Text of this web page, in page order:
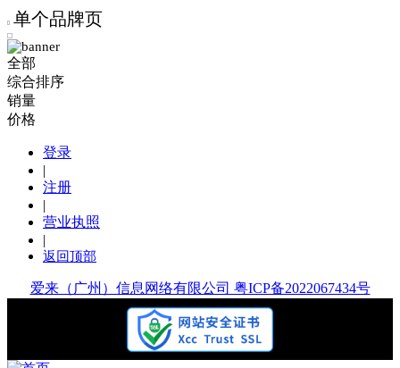
单个品牌页
全部
综合排序
销量
价格
登录
|
注册
|
营业执照
|
返回顶部
爱来（广州）信息网络有限公司 粤ICP备2022067434号